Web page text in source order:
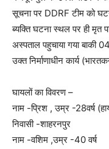
सूचना पर DDRF टीम को
ब्यक्ति घटना स्थल पर ही मृत
अस्पताल पहुचाया गया बाकी
उक्त निर्माणाधीन कार्य
घायलों का विवरण –
नाम -प्रिश , उम्र -28वर्ष
निवासी -शाहरनपुर
नाम -वशिम ,उम्र -40 वर्ष